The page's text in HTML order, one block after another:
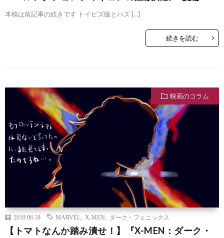
本稿は前記事の続きです トイビズ版とハズ […]
続きを読む
映画のコラム
2019.06.18 MARVEL X-MEN ダーク・フェニックス
【トマトなんか踏み潰せ！】『X-MEN：ダーク・